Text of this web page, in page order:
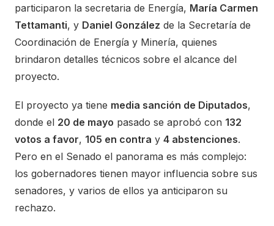
participaron la secretaria de Energía, María Carmen
Tettamanti, y Daniel González de la Secretaría de
Coordinación de Energía y Minería, quienes
brindaron detalles técnicos sobre el alcance del
proyecto.
El proyecto ya tiene media sanción de Diputados,
donde el 20 de mayo pasado se aprobó con 132
votos a favor, 105 en contra y 4 abstenciones.
Pero en el Senado el panorama es más complejo:
los gobernadores tienen mayor influencia sobre sus
senadores, y varios de ellos ya anticiparon su
rechazo.